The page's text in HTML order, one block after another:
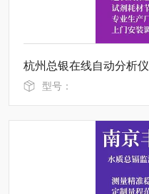
杭州总银在线自动分析仪
型号：